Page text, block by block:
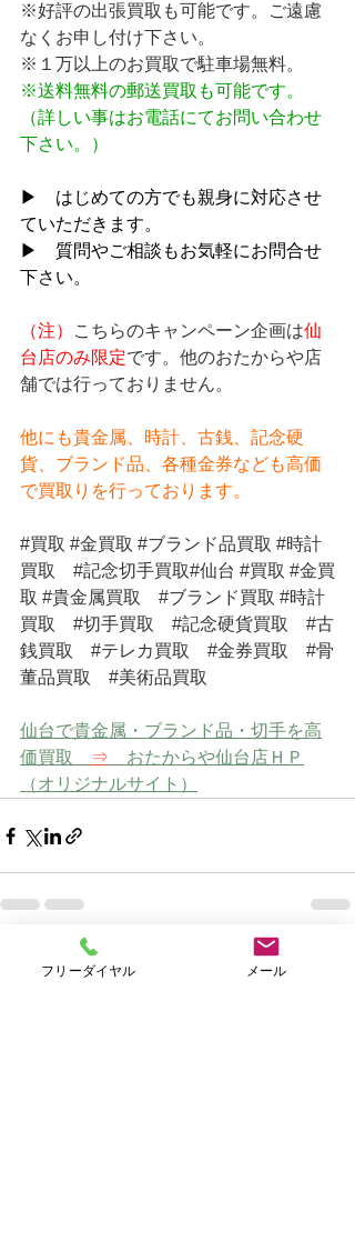
※好評の出張買取も可能です。ご遠慮
なくお申し付け下さい。
※１万以上のお買取で駐車場無料。
※送料無料の郵送買取も可能です。
（詳しい事はお電話にてお問い合わせ
下さい。）
▶　はじめての方でも親身に対応させ
ていただきます。
▶　質問やご相談もお気軽にお問合せ
下さい。
（注） こちらのキャンペーン企画は仙
台店のみ限定です。他のおたからや店
舗では行っておりません。
他にも貴金属、時計、古銭、記念硬
貨、ブランド品、各種金券なども高価
で買取りを行っております。
#買取 #金買取 #ブランド品買取 #時計
買取
#記念切手買取#仙台 #買取 #金買
取 #貴金属買取 #ブランド買取 #時計
買取
#切手買取 #記念硬貨買取
#古
銭買取
#テレカ買取 #金券買取
#骨
董品買取
#美術品買取
仙台で貴金属・ブランド品・切手を高
価買取
⇒ おたからや仙台店ＨＰ
（オリジナルサイト）
最新記事 すべて表示
フリーダイヤル メール